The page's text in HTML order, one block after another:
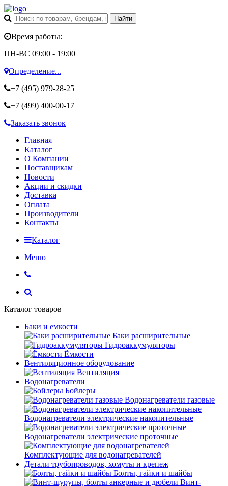
Время работы:
ПН-ВС 09:00 - 19:00
Определение...
+7 (495) 979-28-25
+7 (499) 400-00-17
Заказать звонок
Главная
Каталог
О Компании
Поставщикам
Новости
Акции и скидки
Доставка
Оплата
Производители
Контакты
Каталог
Меню
Каталог товаров
Баки и емкости
Баки расширительные
Гидроаккумуляторы
Ёмкости
Вентиляционное оборудование
Вентиляция
Водонагреватели
Бойлеры
Водонагреватели газовые
Водонагреватели электрические накопительные
Водонагреватели электрические проточные
Комплектующие для водонагревателей
Детали трубопроводов, хомуты и крепеж
Болты, гайки и шайбы
Винт-